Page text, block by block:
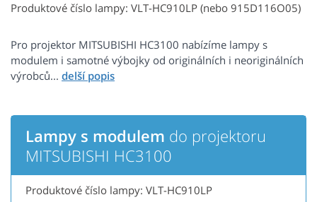
Produktové číslo lampy: VLT-HC910LP (nebo 915D116O05)
Pro projektor MITSUBISHI HC3100 nabízíme lampy s
modulem i samotné výbojky od originálních i neoriginálních
výrobců...
Lampy s modulem do projektoru
MITSUBISHI HC3100
Produktové číslo lampy: VLT-HC910LP